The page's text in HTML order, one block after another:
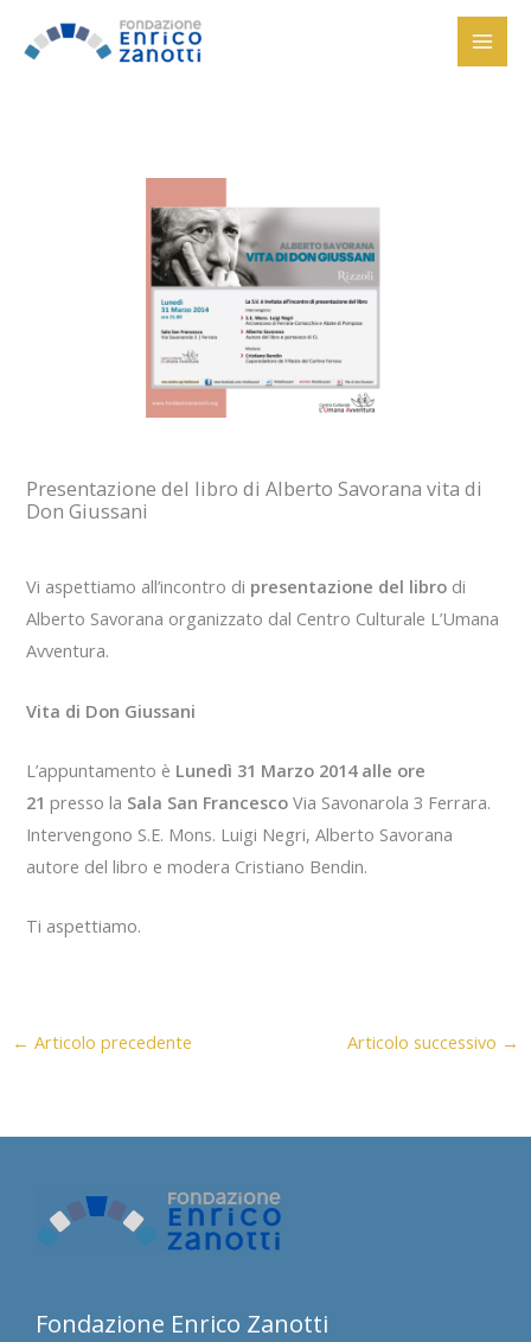
Presentazione del libro di Alberto Savorana vita di
Don Giussani
Vi aspettiamo all’incontro di presentazione del libro di
Alberto Savorana organizzato dal Centro Culturale L’Umana
Avventura.
Vita di Don Giussani
L’appuntamento è Lunedì 31 Marzo 2014 alle ore
21presso la Sala San FrancescoVia Savonarola 3 Ferrara.
Intervengono S.E. Mons. Luigi Negri, Alberto Savorana
autore del libro e modera Cristiano Bendin.
Ti aspettiamo.
← Articolo precedente Articolo successivo →
Fondazione Enrico Zanotti